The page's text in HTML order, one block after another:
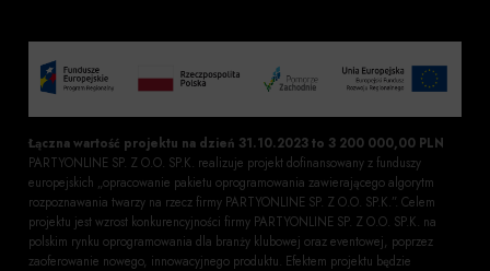
Łączna wartość projektu na dzień 31.10.2023 to 3 200 000,00 PLN
PARTYONLINE SP. Z O.O. SP.K. realizuje projekt dofinansowany z funduszy
europejskich „opracowanie pakietu oprogramowania zawierającego algorytm
rozpoznawania twarzy na rzecz firmy PARTYONLINE SP. Z O.O. SP.K.”. Celem
projektu jest wzrost konkurencyjności firmy PARTYONLINE SP. Z O.O. SP.K. na
polskim rynku oprogramowania dla branży klubowej oraz eventowej, poprzez
zaoferowanie nowego, innowacyjnego produktu. Efektem projektu będzie